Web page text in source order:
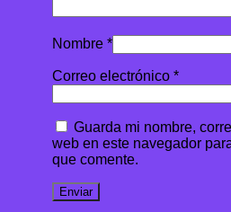
Nombre *
Correo electrónico *
Guarda mi nombre,
web en este navegador
que comente.